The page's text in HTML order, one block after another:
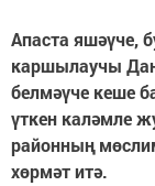
Апаста яшәүче,
каршылаучы
белмәүче кеше
үткен каләмле
районның
хөрмәт итә.